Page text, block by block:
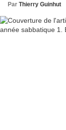
Par Thierry Guinhut